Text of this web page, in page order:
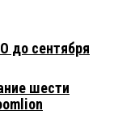
до сентября
шести